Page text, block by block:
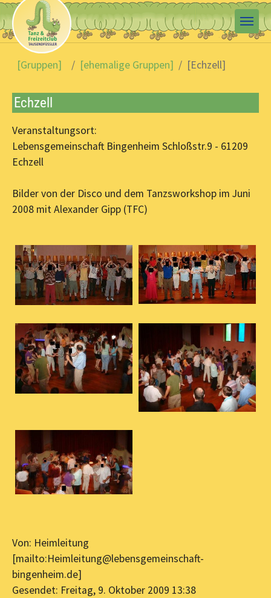
Skip to main content
You are here:
[Gruppen]
[ehemalige Gruppen] [Echzell]
Echzell
Veranstaltungsort:
Lebensgemeinschaft Bingenheim Schloßstr.9 - 61209
Echzell
Bilder von der Disco und dem Tanzsworkshop im Juni
2008 mit Alexander Gipp (TFC)
Von: Heimleitung
[mailto:Heimleitung@lebensgemeinschaft-
bingenheim.de]
Gesendet: Freitag, 9. Oktober 2009 13:38